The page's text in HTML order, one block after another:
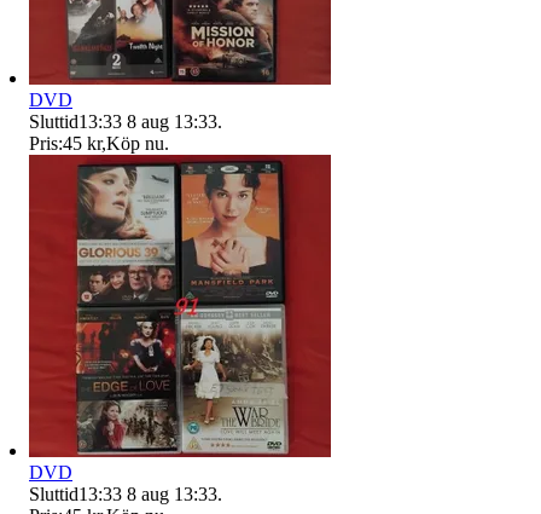
DVD
Sluttid13:33 8 aug 13:33.
Pris:45 kr,Köp nu.
DVD
Sluttid13:33 8 aug 13:33.